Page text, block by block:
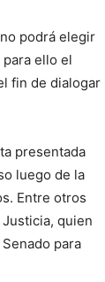
podrá elegir
ello el
fin de dialogar
presentada
luego de la
Entre otros
quien
para